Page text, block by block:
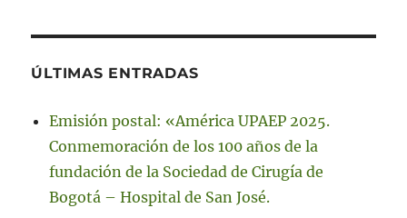
ÚLTIMAS ENTRADAS
Emisión postal: «América UPAEP 2025.
Conmemoración de los 100 años de la
fundación de la Sociedad de Cirugía de
Bogotá – Hospital de San José.